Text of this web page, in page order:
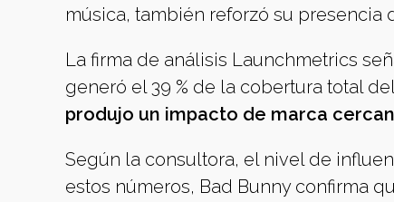
música, también reforzó su presencia
La firma de análisis Launchmetrics
generó el 39 % de la cobertura total
produjo un impacto de marca
Según la consultora, el nivel de
estos números, Bad Bunny confirma